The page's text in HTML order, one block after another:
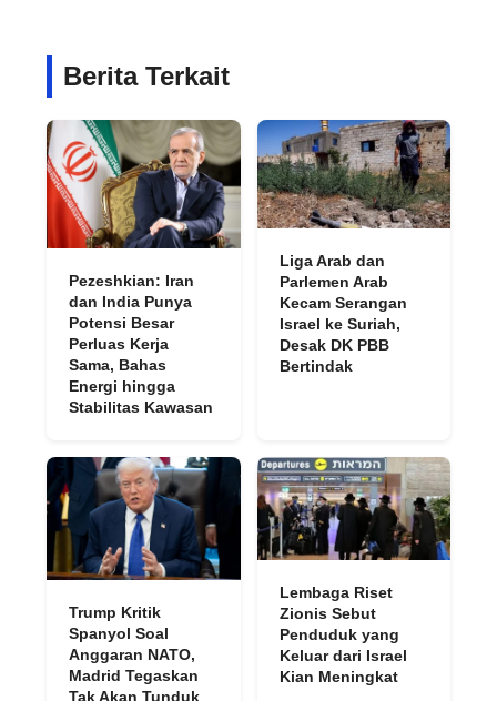
Berita Terkait
Pezeshkian: Iran
dan India Punya
Potensi Besar
Perluas Kerja
Sama, Bahas
Energi hingga
Stabilitas Kawasan
Liga Arab dan
Parlemen Arab
Kecam Serangan
Israel ke Suriah,
Desak DK PBB
Bertindak
Trump Kritik
Spanyol Soal
Anggaran NATO,
Madrid Tegaskan
Tak Akan Tunduk
Lembaga Riset
Zionis Sebut
Penduduk yang
Keluar dari Israel
Kian Meningkat